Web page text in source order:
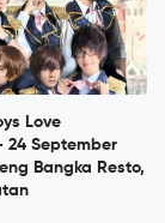
Love
24 September
Bangka Resto,